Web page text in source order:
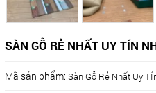
SÀN GỖ RẺ NHẤT UY TÍN
Mã sản phẩm: Sàn Gỗ Rẻ Nhất Uy